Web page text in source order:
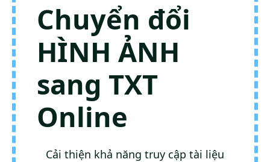
Chuyển đổi
HÌNH ẢNH
sang TXT
Online
Cải thiện khả năng truy cập tài liệu